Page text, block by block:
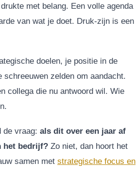
met belang. Een volle agenda
van wat je doet. Druk-zijn is een
doelen, je positie in de
zelden om aandacht.
collega die nu antwoord wil. Wie
de vraag: als dit over een jaar af
het bedrijf? Zo niet, dan hoort het
samen met strategische focus en